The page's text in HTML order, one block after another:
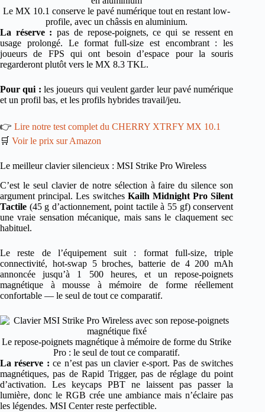
Le MX 10.1 conserve le pavé numérique tout en restant low-
profile, avec un châssis en aluminium.
La réserve : pas de repose-poignets, ce qui se ressent en
usage prolongé. Le format full-size est encombrant : les
joueurs de FPS qui ont besoin d’espace pour la souris
regarderont plutôt vers le MX 8.3 TKL.
Pour qui : les joueurs qui veulent garder leur pavé numérique
et un profil bas, et les profils hybrides travail/jeu.
👉 Lire notre test complet du CHERRY XTRFY MX 10.1
🛒 Voir le prix sur Amazon
Le meilleur clavier silencieux : MSI Strike Pro Wireless
C’est le seul clavier de notre sélection à faire du silence son
argument principal. Les switches Kailh Midnight Pro Silent
Tactile (45 g d’actionnement, point tactile à 55 gf) conservent
une vraie sensation mécanique, mais sans le claquement sec
habituel.
Le reste de l’équipement suit : format full-size, triple
connectivité, hot-swap 5 broches, batterie de 4 200 mAh
annoncée jusqu’à 1 500 heures, et un repose-poignets
magnétique à mousse à mémoire de forme réellement
confortable — le seul de tout ce comparatif.
Le repose-poignets magnétique à mémoire de forme du Strike
Pro : le seul de tout ce comparatif.
La réserve : ce n’est pas un clavier e-sport. Pas de switches
magnétiques, pas de Rapid Trigger, pas de réglage du point
d’activation. Les keycaps PBT ne laissent pas passer la
lumière, donc le RGB crée une ambiance mais n’éclaire pas
les légendes. MSI Center reste perfectible.